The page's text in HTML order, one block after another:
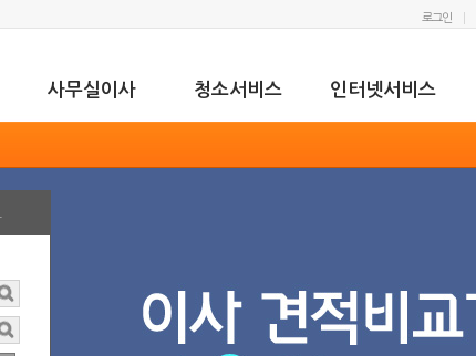
로그인
사무실이사 청소서비스 인터넷서비스